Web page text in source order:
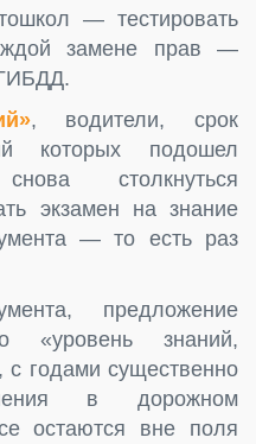
— тестировать
замене прав —
, водители, срок
которых подошел
столкнуться
экзамен на знание
— то есть раз
предложение
«уровень знаний,
годами существенно
в дорожном
остаются вне поля